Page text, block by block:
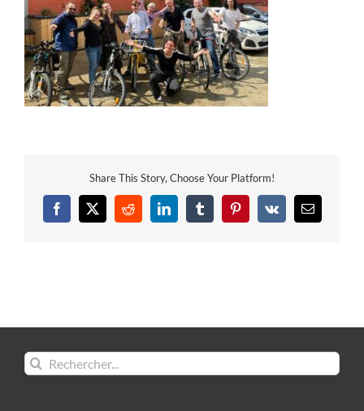
Share This Story, Choose Your Platform!
Facebook
X RedditLinkedInTumblrPinterest
Vk Email
Rechercher: